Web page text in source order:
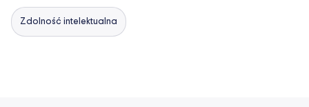
Zdolność intelektualna